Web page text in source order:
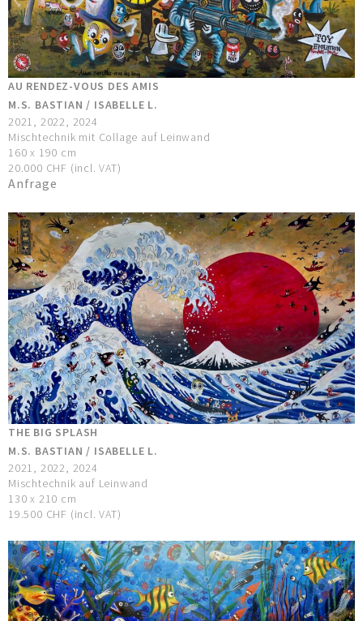
AU RENDEZ-VOUS DES AMIS
M.S. BASTIAN / ISABELLE L.
2021, 2022, 2024
Mischtechnik mit Collage auf Leinwand
160 x 190 cm
20.000 CHF (incl. VAT)
Anfrage
THE BIG SPLASH
M.S. BASTIAN / ISABELLE L.
2021, 2022, 2024
Mischtechnik auf Leinwand
130 x 210 cm
19.500 CHF (incl. VAT)